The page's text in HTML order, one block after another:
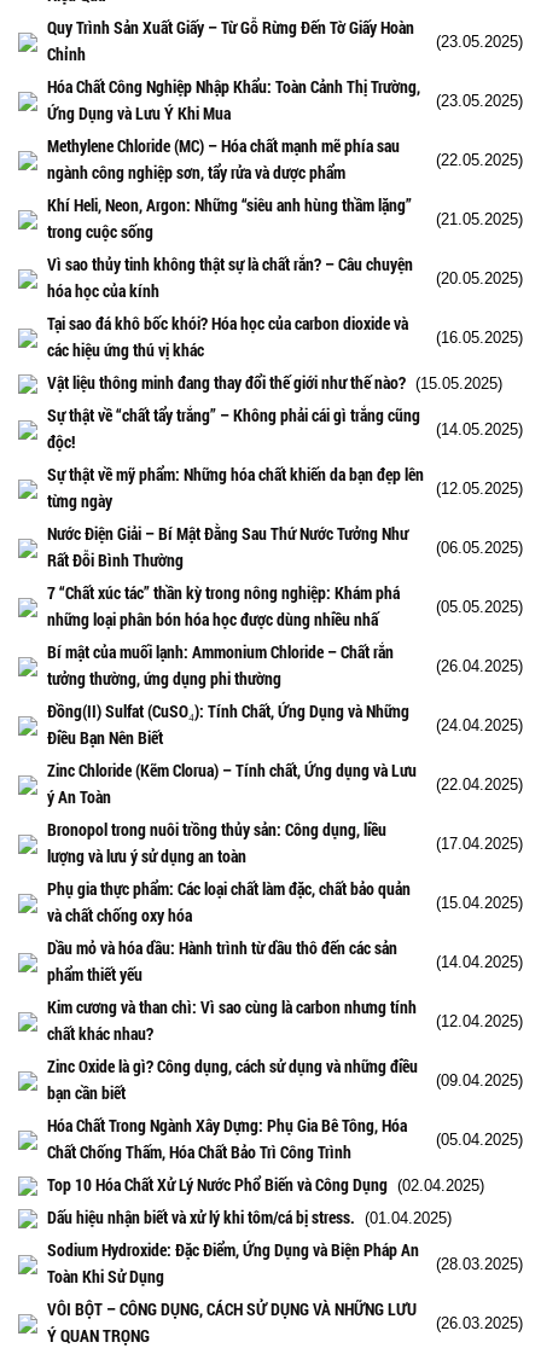
Quy Trình Sản Xuất Giấy – Từ Gỗ Rừng Đến Tờ Giấy Hoàn
Chỉnh
(23.05.2025)
Hóa Chất Công Nghiệp Nhập Khẩu: Toàn Cảnh Thị Trường,
Ứng Dụng và Lưu Ý Khi Mua
(23.05.2025)
Methylene Chloride (MC) – Hóa chất mạnh mẽ phía sau
ngành công nghiệp sơn, tẩy rửa và dược phẩm
(22.05.2025)
Khí Heli, Neon, Argon: Những “siêu anh hùng thầm lặng”
trong cuộc sống
(21.05.2025)
Vì sao thủy tinh không thật sự là chất rắn? – Câu chuyện
hóa học của kính
(20.05.2025)
Tại sao đá khô bốc khói? Hóa học của carbon dioxide và
các hiệu ứng thú vị khác
(16.05.2025)
Vật liệu thông minh đang thay đổi thế giới như thế nào? (15.05.2025)
Sự thật về “chất tẩy trắng” – Không phải cái gì trắng cũng
độc!
(14.05.2025)
Sự thật về mỹ phẩm: Những hóa chất khiến da bạn đẹp lên
từng ngày
(12.05.2025)
Nước Điện Giải – Bí Mật Đằng Sau Thứ Nước Tưởng Như
Rất Đỗi Bình Thường
(06.05.2025)
7 “Chất xúc tác” thần kỳ trong nông nghiệp: Khám phá
những loại phân bón hóa học được dùng nhiều nhấ
(05.05.2025)
Bí mật của muối lạnh: Ammonium Chloride – Chất rắn
tưởng thường, ứng dụng phi thường
(26.04.2025)
Đồng(II) Sulfat (CuSO₄): Tính Chất, Ứng Dụng và Những
Điều Bạn Nên Biết
(24.04.2025)
Zinc Chloride (Kẽm Clorua) – Tính chất, Ứng dụng và Lưu
ý An Toàn
(22.04.2025)
Bronopol trong nuôi trồng thủy sản: Công dụng, liều
lượng và lưu ý sử dụng an toàn
(17.04.2025)
Phụ gia thực phẩm: Các loại chất làm đặc, chất bảo quản
và chất chống oxy hóa
(15.04.2025)
Dầu mỏ và hóa dầu: Hành trình từ dầu thô đến các sản
phẩm thiết yếu
(14.04.2025)
Kim cương và than chì: Vì sao cùng là carbon nhưng tính
chất khác nhau?
(12.04.2025)
Zinc Oxide là gì? Công dụng, cách sử dụng và những điều
bạn cần biết
(09.04.2025)
Hóa Chất Trong Ngành Xây Dựng: Phụ Gia Bê Tông, Hóa
Chất Chống Thấm, Hóa Chất Bảo Trì Công Trình
(05.04.2025)
Top 10 Hóa Chất Xử Lý Nước Phổ Biến và Công Dụng (02.04.2025)
Dấu hiệu nhận biết và xử lý khi tôm/cá bị stress. (01.04.2025)
Sodium Hydroxide: Đặc Điểm, Ứng Dụng và Biện Pháp An
Toàn Khi Sử Dụng
(28.03.2025)
VÔI BỘT – CÔNG DỤNG, CÁCH SỬ DỤNG VÀ NHỮNG LƯU
Ý QUAN TRỌNG
(26.03.2025)